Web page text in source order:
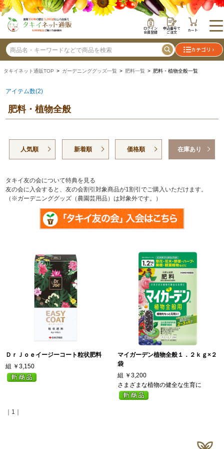
ログイン
会員登録
申込番号で
ご注文 カート
カテゴリ
タキイネット通販TOP > ガーデニンググッズ一覧 > 肥料一覧 > 肥料・植物全般一覧
アイテム数(2)
肥料・植物全般
人気順 新着順 価格順 在庫あり
タキイ友の会について特典を見る
友の会に入会すると、友の会割引対象商品が1割引でご購入いただけます。
（※ガーデニンググッズ（農園芸用品）は対象外です。）
ＤｒＪｏｅイージーコート粒状肥料
組 ￥3,150
マイガーデン植物全般１．２ｋｇ×２
袋
組 ￥3,200
さまざまな植物の健全な生育に
｜1｜